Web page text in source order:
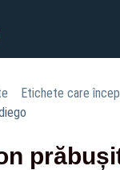
Etichete care